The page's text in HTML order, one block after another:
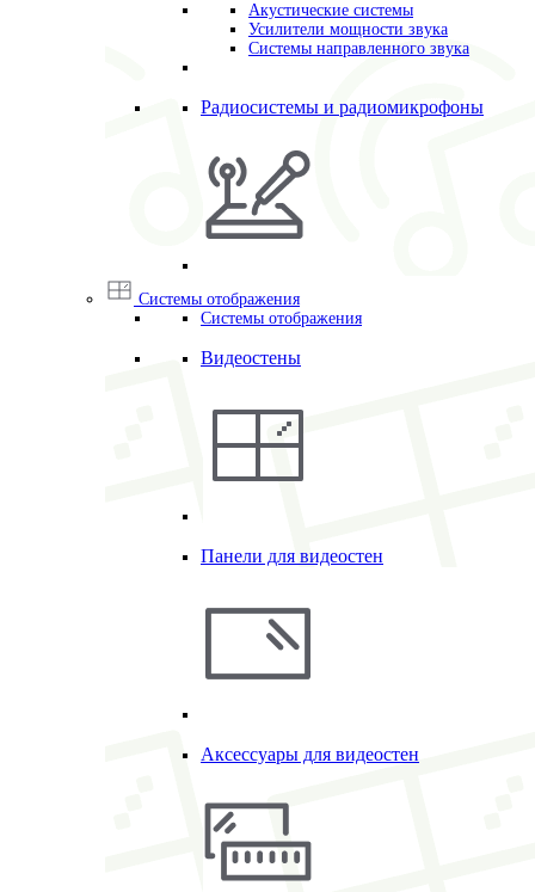
Акустические системы
Усилители мощности звука
Системы направленного звука
Радиосистемы и радиомикрофоны
Системы отображения
Системы отображения
Видеостены
Панели для видеостен
Аксессуары для видеостен